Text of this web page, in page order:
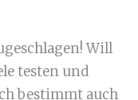
Will
testen und
bestimmt auch